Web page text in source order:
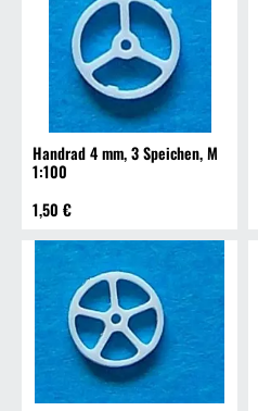
Handrad 4 mm, 3 Speichen, M
1:100
1,50 €